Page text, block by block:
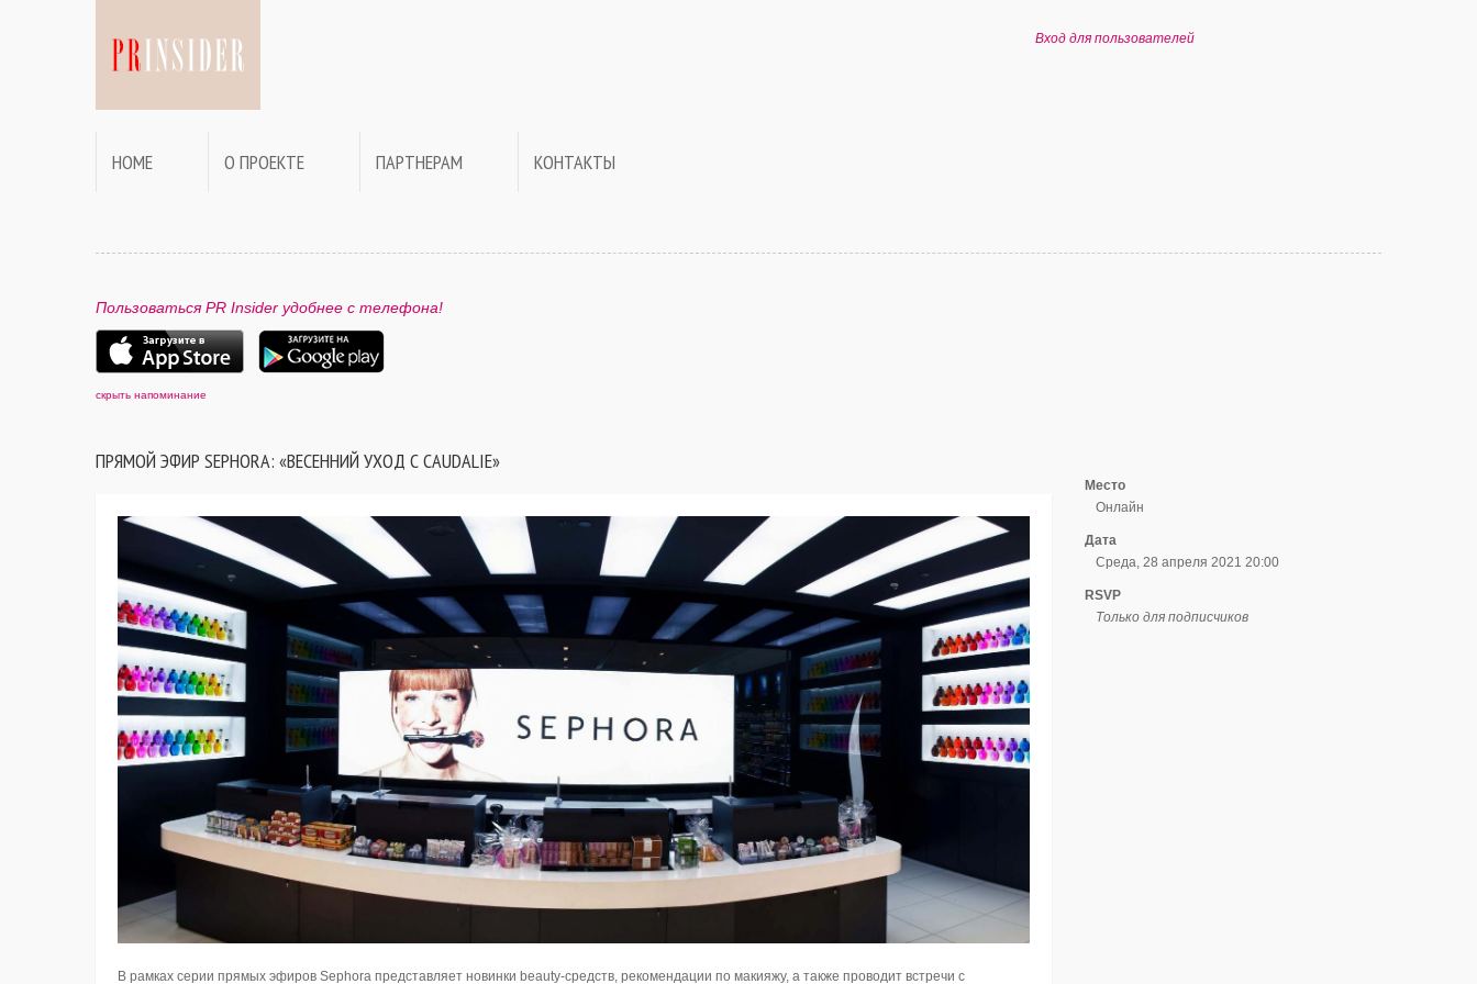
Вход для пользователей
HOME О ПРОЕКТЕ ПАРТНЕРАМ КОНТАКТЫ
Пользоваться PR Insider удобнее с телефона!
скрыть напоминание
ПРЯМОЙ ЭФИР SEPHORA: «ВЕСЕННИЙ УХОД С CAUDALIE»‎
В рамках серии прямых эфиров Sephora представляет новинки beauty-средств, рекомендации по макияжу, а также проводит встречи с
Место
Онлайн
Дата
Среда, 28 апреля 2021 20:00
RSVP
Только для подписчиков